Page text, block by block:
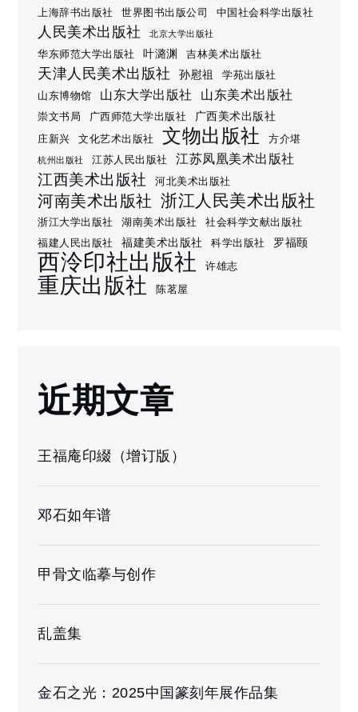
上海辞书出版社 世界图书出版公司 中国社会科学出版社
人民美术出版社 北京大学出版社
华东师范大学出版社 叶潞渊 吉林美术出版社
天津人民美术出版社 孙慰祖
学苑出版社
山东博物馆
山东大学出版社 山东美术出版社
崇文书局 广西师范大学出版社 广西美术出版社
庄新兴 文化艺术出版社 文物出版社 方介堪
杭州出版社 江苏人民出版社 江苏凤凰美术出版社
江西美术出版社 河北美术出版社
河南美术出版社 浙江人民美术出版社
浙江大学出版社 湖南美术出版社
社会科学文献出版社
福建人民出版社
福建美术出版社 科学出版社 罗福颐
西泠印社出版社 许雄志
重庆出版社 陈茗屋
近期文章
王福庵印綴（增订版）
邓石如年谱
甲骨文临摹与创作
乱盖集
金石之光：2025中国篆刻年展作品集